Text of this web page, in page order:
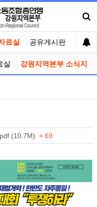
료실 공유게시판 선거
실 강원지역본부 소식지
(10.7M) + 69